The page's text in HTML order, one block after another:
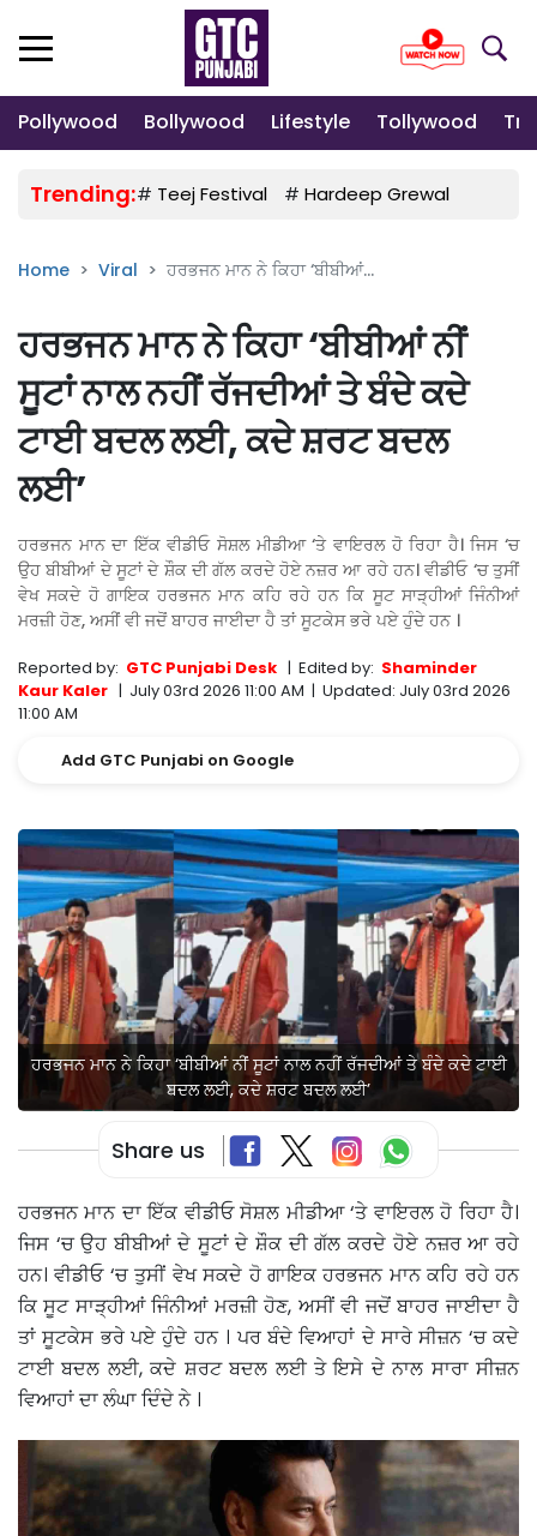
Pollywood Bollywood Lifestyle Tollywood
Trending:# Teej Festival # Hardeep Grewal
Home Viral ਹਰਭਜਨ ਮਾਨ ਨੇ ਕਿਹਾ ‘ਬੀਬੀਆਂ...
ਹਰਭਜਨ ਮਾਨ ਨੇ ਕਿਹਾ ‘ਬੀਬੀਆਂ ਨੀਂ
ਸੂਟਾਂ ਨਾਲ ਨਹੀਂ ਰੱਜਦੀਆਂ ਤੇ ਬੰਦੇ ਕਦੇ
ਟਾਈ ਬਦਲ ਲਈ, ਕਦੇ ਸ਼ਰਟ ਬਦਲ
ਲਈ’
ਹਰਭਜਨ ਮਾਨ ਦਾ ਇੱਕ ਵੀਡੀਓ ਸੋਸ਼ਲ ਮੀਡੀਆ ‘ਤੇ ਵਾਇਰਲ ਹੋ ਰਿਹਾ ਹੈ। ਜਿਸ ‘ਚ
ਉਹ ਬੀਬੀਆਂ ਦੇ ਸੂਟਾਂ ਦੇ ਸ਼ੌਕ ਦੀ ਗੱਲ ਕਰਦੇ ਹੋਏ ਨਜ਼ਰ ਆ ਰਹੇ ਹਨ। ਵੀਡੀਓ ‘ਚ ਤੁਸੀਂ
ਵੇਖ ਸਕਦੇ ਹੋ ਗਾਇਕ ਹਰਭਜਨ ਮਾਨ ਕਹਿ ਰਹੇ ਹਨ ਕਿ ਸੂਟ ਸਾੜ੍ਹੀਆਂ ਜਿੰਨੀਆਂ
ਮਰਜ਼ੀ ਹੋਣ, ਅਸੀਂ ਵੀ ਜਦੋਂ ਬਾਹਰ ਜਾਈਦਾ ਹੈ ਤਾਂ ਸੂਟਕੇਸ ਭਰੇ ਪਏ ਹੁੰਦੇ ਹਨ ।
Reported by: GTC Punjabi Desk | Edited by: Shaminder
Kaur Kaler | July 03rd 2026 11:00 AM | Updated: July 03rd 2026
11:00 AM
Add GTC Punjabi on Google
ਹਰਭਜਨ ਮਾਨ ਨੇ ਕਿਹਾ ‘ਬੀਬੀਆਂ ਨੀਂ ਸੂਟਾਂ ਨਾਲ ਨਹੀਂ ਰੱਜਦੀਆਂ ਤੇ ਬੰਦੇ ਕਦੇ ਟਾਈ
ਬਦਲ ਲਈ, ਕਦੇ ਸ਼ਰਟ ਬਦਲ ਲਈ’
Share us
ਹਰਭਜਨ ਮਾਨ ਦਾ ਇੱਕ ਵੀਡੀਓ ਸੋਸ਼ਲ ਮੀਡੀਆ ‘ਤੇ ਵਾਇਰਲ ਹੋ ਰਿਹਾ ਹੈ।
ਜਿਸ ‘ਚ ਉਹ ਬੀਬੀਆਂ ਦੇ ਸੂਟਾਂ ਦੇ ਸ਼ੌਕ ਦੀ ਗੱਲ ਕਰਦੇ ਹੋਏ ਨਜ਼ਰ ਆ ਰਹੇ
ਹਨ। ਵੀਡੀਓ ‘ਚ ਤੁਸੀਂ ਵੇਖ ਸਕਦੇ ਹੋ ਗਾਇਕ ਹਰਭਜਨ ਮਾਨ ਕਹਿ ਰਹੇ ਹਨ
ਕਿ ਸੂਟ ਸਾੜ੍ਹੀਆਂ ਜਿੰਨੀਆਂ ਮਰਜ਼ੀ ਹੋਣ, ਅਸੀਂ ਵੀ ਜਦੋਂ ਬਾਹਰ ਜਾਈਦਾ ਹੈ
ਤਾਂ ਸੂਟਕੇਸ ਭਰੇ ਪਏ ਹੁੰਦੇ ਹਨ । ਪਰ ਬੰਦੇ ਵਿਆਹਾਂ ਦੇ ਸਾਰੇ ਸੀਜ਼ਨ ‘ਚ ਕਦੇ
ਟਾਈ ਬਦਲ ਲਈ, ਕਦੇ ਸ਼ਰਟ ਬਦਲ ਲਈ ਤੇ ਇਸੇ ਦੇ ਨਾਲ ਸਾਰਾ ਸੀਜ਼ਨ
ਵਿਆਹਾਂ ਦਾ ਲੰਘਾ ਦਿੰਦੇ ਨੇ ।